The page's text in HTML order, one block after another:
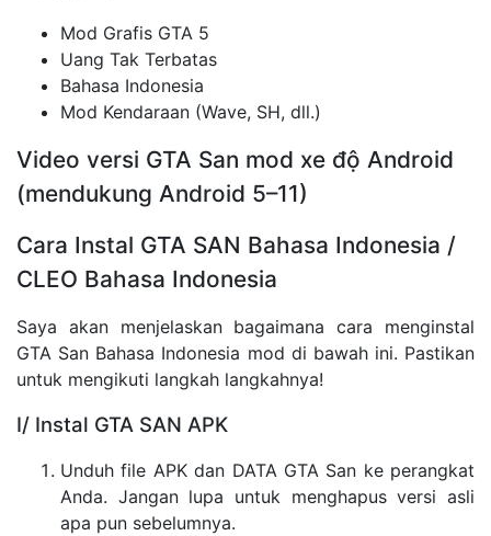
Mod Grafis GTA 5
Uang Tak Terbatas
Bahasa Indonesia
Mod Kendaraan (Wave, SH, dll.)
Video versi GTA San mod xe độ Android
(mendukung Android 5–11)
Cara Instal GTA SAN Bahasa Indonesia /
CLEO Bahasa Indonesia
Saya akan menjelaskan bagaimana cara menginstal
GTA San Bahasa Indonesia mod di bawah ini. Pastikan
untuk mengikuti langkah langkahnya!
I/ Instal GTA SAN APK
Unduh file APK dan DATA GTA San ke perangkat
Anda. Jangan lupa untuk menghapus versi asli
apa pun sebelumnya.